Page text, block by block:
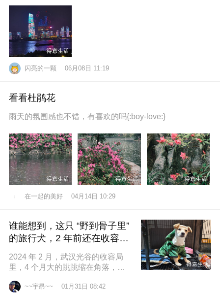
闪亮的一颗 06月08日 11:19
看看杜鹃花
雨天的氛围感也不错，有喜欢的吗{:boy-love:}
在一起的美好 04月14日 10:29
谁能想到，这只 “野到骨子里”
的旅行犬，2 年前还在收容所
2024 年 2 月，武汉光谷的收容局
里，4 个月大的跳跳缩在角落，土
的眼睛怯生生望着来人。我们俱乐
~~宇昂~~ 01月31日 08:42